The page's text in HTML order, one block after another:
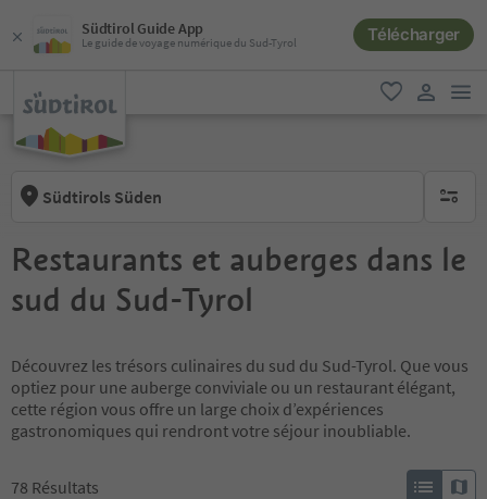
Südtirol Guide App
Le guide de voyage numérique du Sud-Tyrol Télécharger
favori
Südtirols Süden aucun
Restaurants et auberges dans le
sud du Sud-Tyrol
Découvrez les trésors culinaires du sud du Sud-Tyrol. Que vous
optiez pour une auberge conviviale ou un restaurant élégant,
cette région vous offre un large choix d’expériences
gastronomiques qui rendront votre séjour inoubliable.
78 Résultats